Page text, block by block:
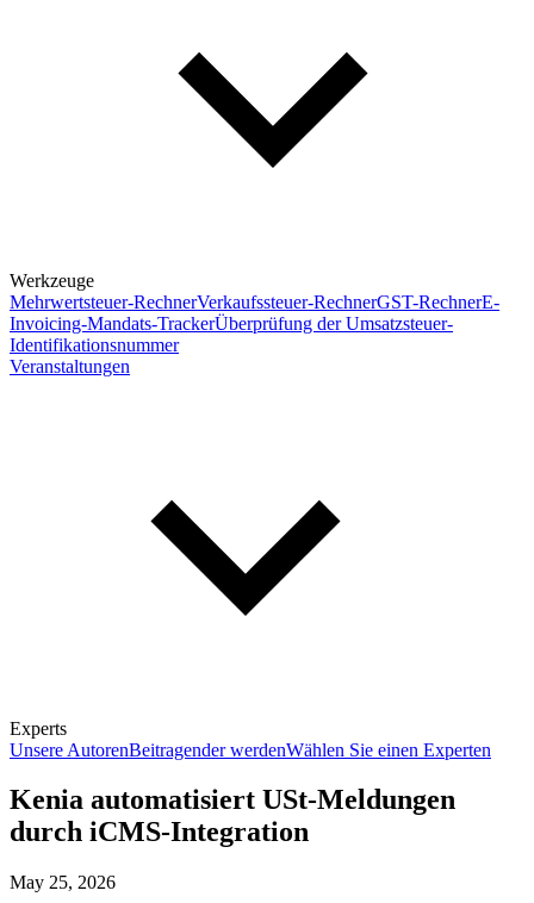
Werkzeuge
Mehrwertsteuer-RechnerVerkaufssteuer-RechnerGST-RechnerE-
Invoicing-Mandats-TrackerÜberprüfung der Umsatzsteuer-
Identifikationsnummer
Veranstaltungen
Experts
Unsere AutorenBeitragender werdenWählen Sie einen Experten
Kenia automatisiert USt-Meldungen
durch iCMS-Integration
May 25, 2026